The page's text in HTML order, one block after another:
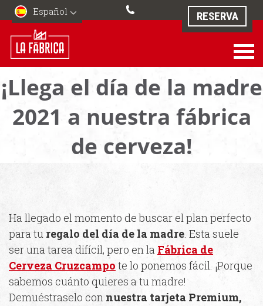
Español RESERVA
¡Llega el día de la madre
2021 a nuestra fábrica
de cerveza!
Ha llegado el momento de buscar el plan perfecto
para tu regalo del día de la madre. Esta suele
ser una tarea difícil, pero en la Fábrica de
Cerveza Cruzcampo te lo ponemos fácil. ¡Porque
sabemos cuánto quieres a tu madre!
Demuéstraselo con nuestra tarjeta Premium,